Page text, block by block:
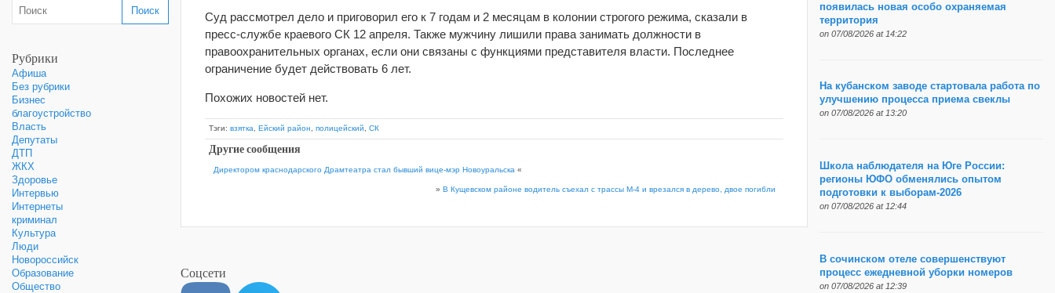
Рубрики
Афиша
Без рубрики
Бизнес
благоустройство
Власть
Депутаты
ДТП
ЖКХ
Здоровье
Интервью
Интернеты
криминал
Культура
Люди
Новороссийск
Образование
Общество
Суд рассмотрел дело и приговорил его к 7 годам и 2 месяцам в колонии строгого режима, сказали в
пресс-службе краевого СК 12 апреля. Также мужчину лишили права занимать должности в
правоохранительных органах, если они связаны с функциями представителя власти. Последнее
ограничение будет действовать 6 лет.
Похожих новостей нет.
Тэги: взятка Ейский район полицейский СК
Другие сообщения
Директором краснодарского Драмтеатра стал бывший вице-мэр Новоуральска «
» В Кущевском районе водитель съехал с трассы М-4 и врезался в дерево, двое погибли
появилась новая особо охраняемая
территория
on 07/08/2026 at 14:22
На кубанском заводе стартовала работа по
улучшению процесса приема свеклы
on 07/08/2026 at 13:20
Школа наблюдателя на Юге России:
регионы ЮФО обменялись опытом
подготовки к выборам-2026
on 07/08/2026 at 12:44
В сочинском отеле совершенствуют
процесс ежедневной уборки номеров
on 07/08/2026 at 12:39
Соцсети